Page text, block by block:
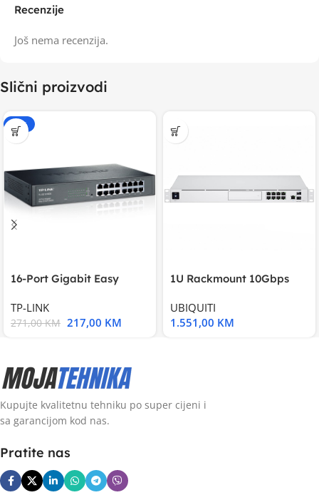
Recenzije
Još nema recenzija.
Slični proizvodi
-20%
16-Port Gigabit Easy
TP-LINK
271,00KM 217,00 KM
1U Rackmount 10Gbps
UBIQUITI
1.551,00 KM
Kupujte kvalitetnu tehniku po super cijeni i
sa garancijom kod nas.
Pratite nas